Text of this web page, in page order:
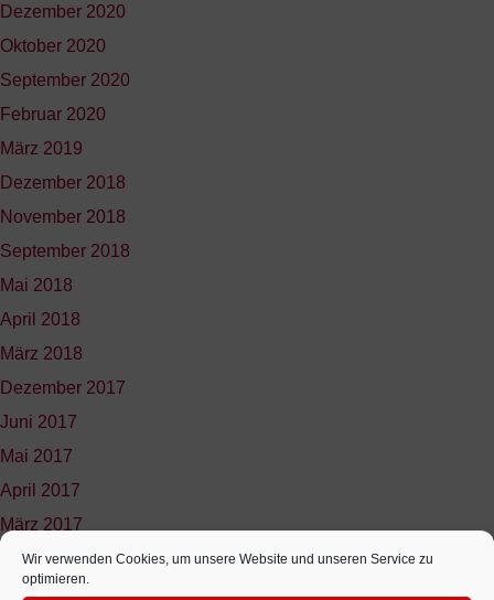
Wir verwenden Cookies, um unsere Website und unseren Service zu
optimieren.
Dezember 2020
Oktober 2020
September 2020
Februar 2020
März 2019
Dezember 2018
November 2018
September 2018
Mai 2018
April 2018
März 2018
Dezember 2017
Juni 2017
Mai 2017
April 2017
März 2017
Februar 2017
Januar 2017